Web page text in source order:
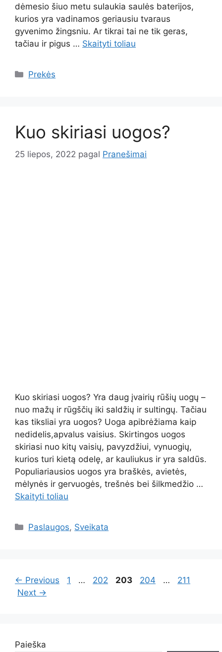
dėmesio šiuo metu sulaukia saulės baterijos,
kurios yra vadinamos geriausiu tvaraus
gyvenimo žingsniu. Ar tikrai tai ne tik geras,
tačiau ir pigus … Skaityti toliau
Kategorijos
Prekės
Kuo skiriasi uogos?
25 liepos, 2022 pagal Pranešimai
Kuo skiriasi uogos? Yra daug įvairių rūšių uogų –
nuo mažų ir rūgščių iki saldžių ir sultingų. Tačiau
kas tiksliai yra uogos? Uoga apibrėžiama kaip
nedidelis,apvalus vaisius. Skirtingos uogos
skiriasi nuo kitų vaisių, pavyzdžiui, vynuogių,
kurios turi kietą odelę, ar kauliukus ir yra saldūs.
Populiariausios uogos yra braškės, avietės,
mėlynės ir gervuogės, trešnės bei šilkmedžio …
Skaityti toliau
Kategorijos
Paslaugos, Sveikata
← Previous Page
1 … Page
202 Page
203 Page
204 … Page
211
Next →
Paieška